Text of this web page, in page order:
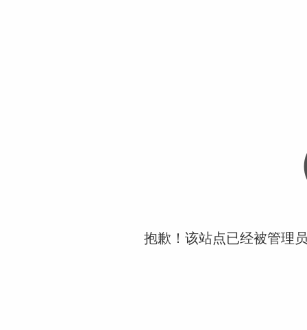
抱歉！该站点已经被管理